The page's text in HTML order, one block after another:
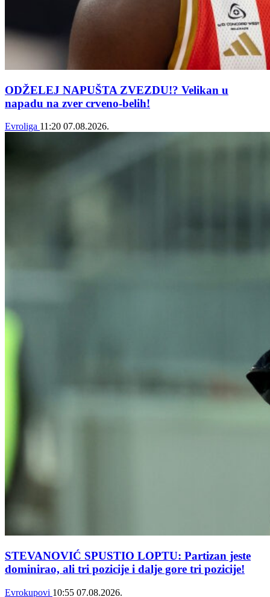
ODŽELEJ NAPUŠTA ZVEZDU!? Velikan u
napadu na zver crveno-belih!
Evroliga 11:20 07.08.2026.
STEVANOVIĆ SPUSTIO LOPTU: Partizan jeste
dominirao, ali tri pozicije i dalje gore tri pozicije!
Evrokupovi 10:55 07.08.2026.